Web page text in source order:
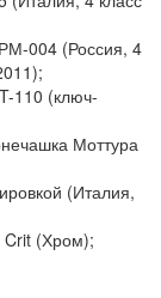
004 (Россия, 4
110 (ключ-
Моттура
(Италия,
Crit (Хром);